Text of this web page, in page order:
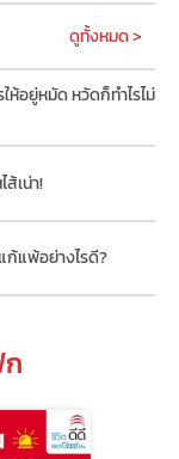
ดูทั้งหมด >
ห้อยู่หมัด หวัดก็ทำไรไม่
ส้เน่า!
ก้แพ้อย่างไรดี?